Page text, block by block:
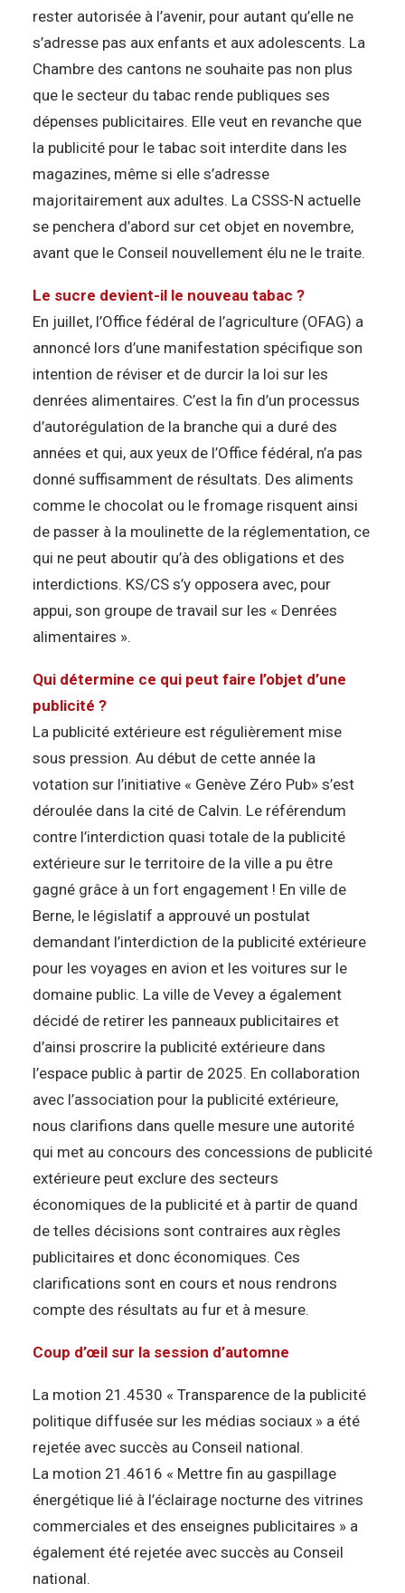
rester autorisée à l’avenir, pour autant qu’elle ne
s’adresse pas aux enfants et aux adolescents. La
Chambre des cantons ne souhaite pas non plus
que le secteur du tabac rende publiques ses
dépenses publicitaires. Elle veut en revanche que
la publicité pour le tabac soit interdite dans les
magazines, même si elle s’adresse
majoritairement aux adultes. La CSSS-N actuelle
se penchera d’abord sur cet objet en novembre,
avant que le Conseil nouvellement élu ne le traite.
Le sucre devient-il le nouveau tabac ?
En juillet, l’Office fédéral de l’agriculture (OFAG) a
annoncé lors d’une manifestation spécifique son
intention de réviser et de durcir la loi sur les
denrées alimentaires. C’est la fin d’un processus
d’autorégulation de la branche qui a duré des
années et qui, aux yeux de l’Office fédéral, n’a pas
donné suffisamment de résultats. Des aliments
comme le chocolat ou le fromage risquent ainsi
de passer à la moulinette de la réglementation, ce
qui ne peut aboutir qu’à des obligations et des
interdictions. KS/CS s’y opposera avec, pour
appui, son groupe de travail sur les « Denrées
alimentaires ».
Qui détermine ce qui peut faire l’objet d’une
publicité ?
La publicité extérieure est régulièrement mise
sous pression. Au début de cette année la
votation sur l’initiative « Genève Zéro Pub» s’est
déroulée dans la cité de Calvin. Le référendum
contre l’interdiction quasi totale de la publicité
extérieure sur le territoire de la ville a pu être
gagné grâce à un fort engagement ! En ville de
Berne, le législatif a approuvé un postulat
demandant l’interdiction de la publicité extérieure
pour les voyages en avion et les voitures sur le
domaine public. La ville de Vevey a également
décidé de retirer les panneaux publicitaires et
d’ainsi proscrire la publicité extérieure dans
l’espace public à partir de 2025. En collaboration
avec l’association pour la publicité extérieure,
nous clarifions dans quelle mesure une autorité
qui met au concours des concessions de publicité
extérieure peut exclure des secteurs
économiques de la publicité et à partir de quand
de telles décisions sont contraires aux règles
publicitaires et donc économiques. Ces
clarifications sont en cours et nous rendrons
compte des résultats au fur et à mesure.
Coup d’œil sur la session d’automne
La motion 21.4530 « Transparence de la publicité
politique diffusée sur les médias sociaux » a été
rejetée avec succès au Conseil national.
La motion 21.4616 « Mettre fin au gaspillage
énergétique lié à l’éclairage nocturne des vitrines
commerciales et des enseignes publicitaires » a
également été rejetée avec succès au Conseil
national.